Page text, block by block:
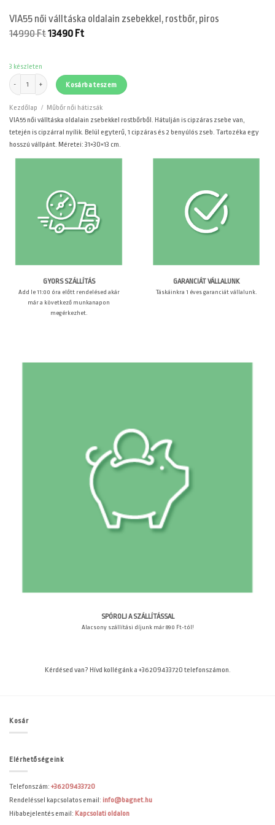
VIA55 női válltáska oldalain zsebekkel, rostbőr, piros
14990FtOriginal
13490 FtCurrent
3 készleten
VIA55 női válltáska oldalain zsebekkel, rostbőr, piros mennyiség
Kosárba teszem
Kezdőlap / Műbőr női hátizsák
VIA55 női válltáska oldalain zsebekkel rostbőrből. Hátulján is cipzáras zsebe van,
tetején is cipzárral nyílik. Belül egyterű, 1 cipzáras és 2 benyúlós zseb. Tartozéka egy
hosszú vállpánt. Méretei: 31×30×13 cm.
GYORS SZÁLLÍTÁS
Add le 11:00 óra előtt rendelésed akár
már a következő munkanapon
megérkezhet.
GARANCIÁT VÁLLALUNK
Táskáinkra 1 éves garanciát vállalunk.
SPÓROLJ A SZÁLLÍTÁSSAL
Alacsony szállítási díjunk már 890 Ft-tól!
Kérdésed van? Hívd kollégánk a +36209433720 telefonszámon.
Kosár
Elérhetőségeink
Telefonszám: +36209433720
Rendeléssel kapcsolatos email: info@bagnet.hu
Hibabejelentés email: Kapcsolati oldalon